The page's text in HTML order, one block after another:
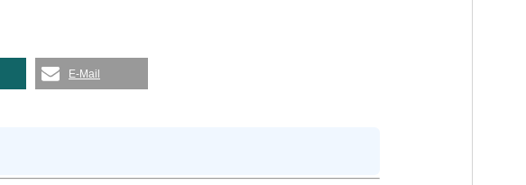
E-Mail